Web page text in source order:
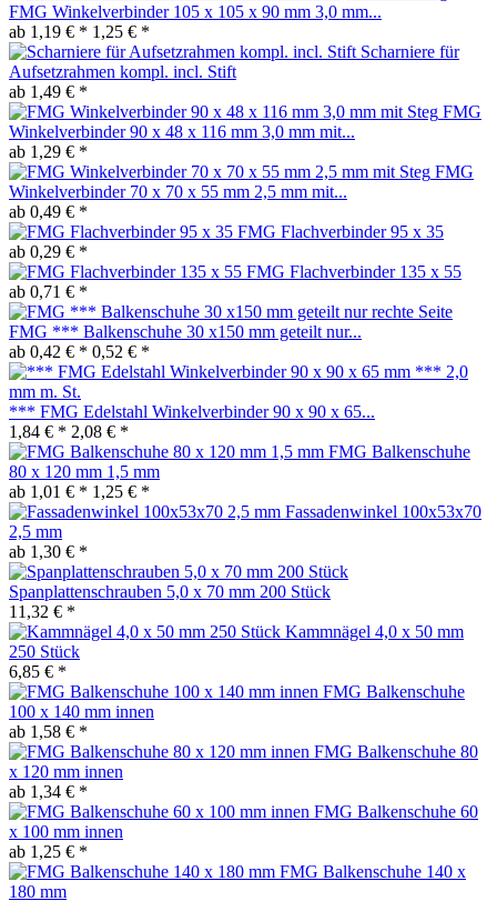
FMG Winkelverbinder 105 x 105 x 90 mm 3,0 mm...
ab 1,19 € * 1,25 € *
Scharniere für
Aufsetzrahmen kompl. incl. Stift
ab 1,49 € *
FMG
Winkelverbinder 90 x 48 x 116 mm 3,0 mm mit...
ab 1,29 € *
FMG
Winkelverbinder 70 x 70 x 55 mm 2,5 mm mit...
ab 0,49 € *
FMG Flachverbinder 95 x 35
ab 0,29 € *
FMG Flachverbinder 135 x 55
ab 0,71 € *
FMG *** Balkenschuhe 30 x150 mm geteilt nur...
ab 0,42 € * 0,52 € *
*** FMG Edelstahl Winkelverbinder 90 x 90 x 65...
1,84 € * 2,08 € *
FMG Balkenschuhe
80 x 120 mm 1,5 mm
ab 1,01 € * 1,25 € *
Fassadenwinkel 100x53x70
2,5 mm
ab 1,30 € *
Spanplattenschrauben 5,0 x 70 mm 200 Stück
11,32 € *
Kammnägel 4,0 x 50 mm
250 Stück
6,85 € *
FMG Balkenschuhe
100 x 140 mm innen
ab 1,58 € *
FMG Balkenschuhe 80
x 120 mm innen
ab 1,34 € *
FMG Balkenschuhe 60
x 100 mm innen
ab 1,25 € *
FMG Balkenschuhe 140 x
180 mm